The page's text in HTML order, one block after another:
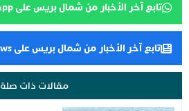
تابع آخر الأخبار من شمال بريس على WhatsApp
تابع آخر الأخبار من شمال بريس على Google News
مقالات ذات صلة